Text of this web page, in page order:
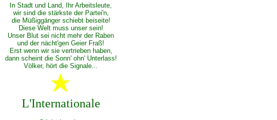
In Stadt und Land, Ihr Arbeitsleute,
wir sind die stärkste der Partei'n,
die Müßiggänger schiebt beiseite!
Diese Welt muss unser sein!
Unser Blut sei nicht mehr der Raben
und der nächt'gen Geier Fraß!
Erst wenn wir sie vertrieben haben,
dann scheint die Sonn' ohn' Unterlass!
Völker, hört die Signale...
L'Internationale